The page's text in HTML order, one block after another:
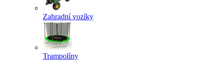
Zahradní vozíky
Trampolíny